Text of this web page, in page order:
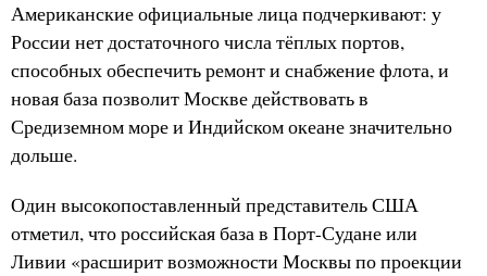
Американские официальные лица подчеркивают: у
России нет достаточного числа тёплых портов,
способных обеспечить ремонт и снабжение флота, и
новая база позволит Москве действовать в
Средиземном море и Индийском океане значительно
дольше.
Один высокопоставленный представитель США
отметил, что российская база в Порт-Судане или
Ливии «расширит возможности Москвы по проекции